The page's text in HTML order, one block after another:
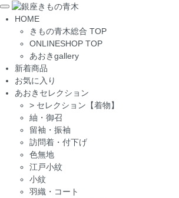
Toggle
navigation
HOME
きもの青木総合 TOP
ONLINESHOP TOP
あおきgallery
新着商品
お気に入り
あおきセレクション
> セレクション【着物】
紬・御召
留袖・振袖
訪問着・付下げ
色無地
江戸小紋
小紋
羽織・コート